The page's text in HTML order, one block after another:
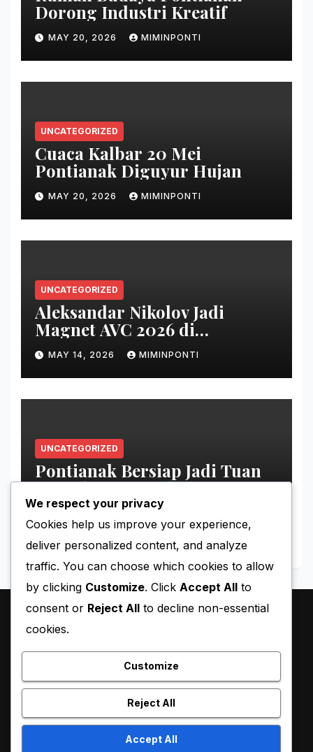
Dorong Industri Kreatif
MAY 20, 2026 MIMINPONTI
UNCATEGORIZED
Cuaca Kalbar 20 Mei
Pontianak Diguyur Hujan
MAY 20, 2026 MIMINPONTI
UNCATEGORIZED
Aleksandar Nikolov Jadi
Magnet AVC 2026 di
Pontianak
MAY 14, 2026 MIMINPONTI
UNCATEGORIZED
Pontianak Bersiap Jadi Tuan
Rumah Ajang Voli Asia
MAY 11, 2026 MIMINPONTI
Proudly powered by WordPress|Theme:Pulse Newsby
Themeansar
We respect your privacy
Cookies help us improve your experience,
deliver personalized content, and analyze
traffic. You can choose which cookies to allow
by clicking Customize. Click Accept All to
consent or Reject All to decline non-essential
cookies.
Customize
Reject All
Accept All